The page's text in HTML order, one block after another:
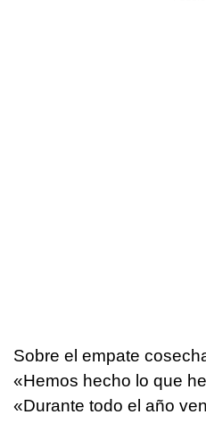
Sobre el empate
«Hemos hecho lo que
«Durante todo el año